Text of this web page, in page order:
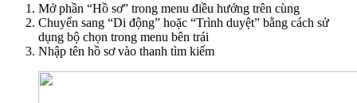
Mở phần “Hồ sơ” trong menu điều hướng trên cùng
Chuyển sang “Di động” hoặc “Trình duyệt” bằng cách sử
dụng bộ chọn trong menu bên trái
Nhập tên hồ sơ vào thanh tìm kiếm